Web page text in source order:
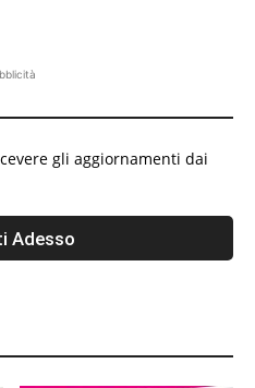
gli aggiornamenti dai